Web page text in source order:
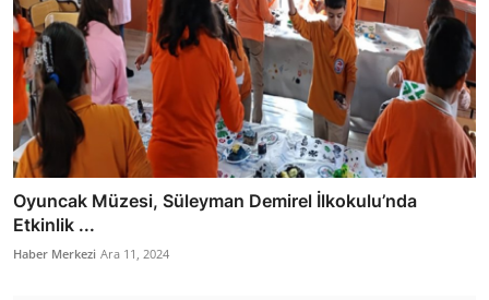
Oyuncak Müzesi, Süleyman Demirel İlkokulu’nda
Etkinlik ...
Haber Merkezi Ara 11, 2024